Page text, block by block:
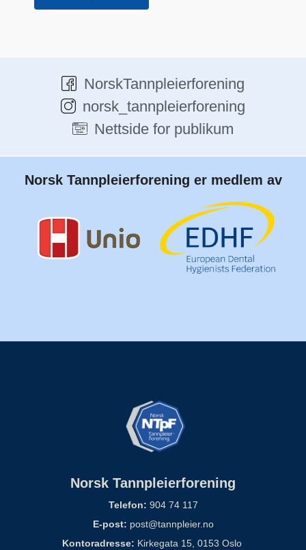
NorskTannpleierforening
norsk_tannpleierforening
Nettside for publikum
Norsk Tannpleierforening er medlem av
Norsk Tannpleierforening
Telefon: 904 74 117
E-post: post@tannpleier.no
Kontoradresse: Kirkegata 15, 0153 Oslo